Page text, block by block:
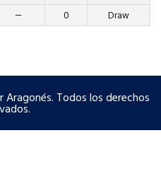
— 0 Draw
Todos los derechos